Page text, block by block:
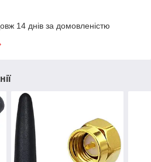
14 днів за домовленістю